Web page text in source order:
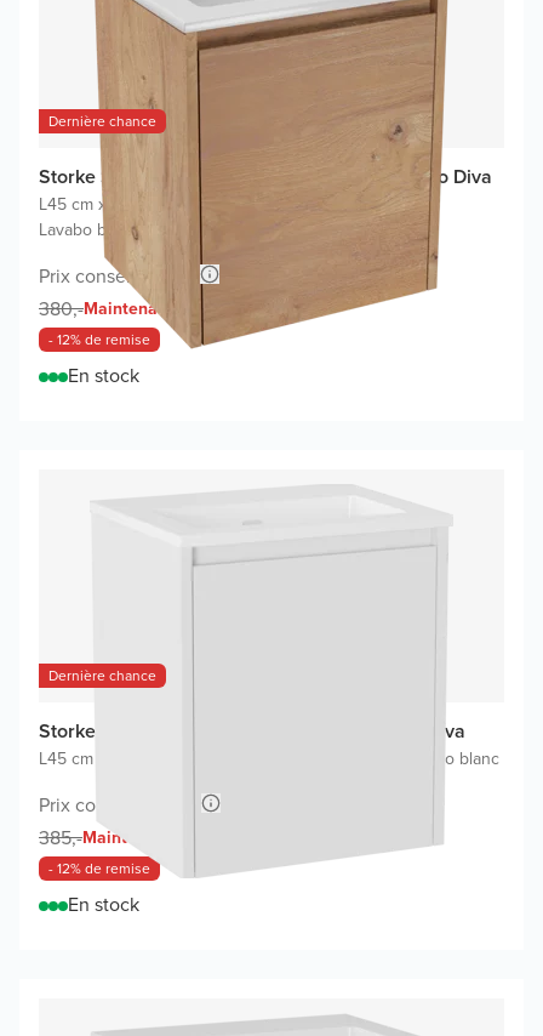
Dernière chance
Storke Seda meuble salle de bains avec lavabo Diva
L45 cm x P35 cm Meuble sous-lavabo chêne brut
Lavabo blanc
Prix conseillé 670,-
380,-Maintenant335,-
- 12% de remise
En stock
Dernière chance
Storke Seda meuble salle bains avec lavabo Diva
L45 cm x P35 cm Lavabo blanc
Prix conseillé 700,-
385,-Maintenant
- 12% de remise
En stock